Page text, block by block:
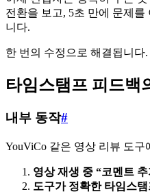
전환을 보고, 5초 만에 문제
니다.
한 번의 수정으로 해결됩니다.
타임스탬프 피드백
내부 동작#
YouViCo 같은 영상 리뷰 도
영상 재생 중 “코멘트
도구가 정확한 타임스탬